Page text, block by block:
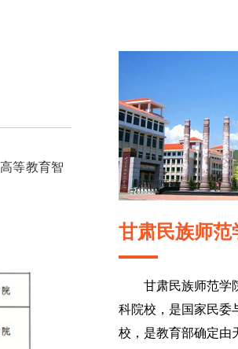
等教育智
甘肃民族师范
甘肃民族师范学
科院校，是国家民委
校，是教育部确定由